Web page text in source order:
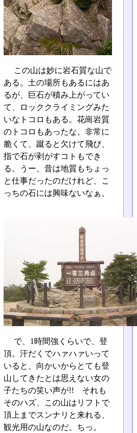
この山は妙に岩石質な山で
ある。土の場所もあるにはあ
るが、巨石が積み上がってい
て、ロッククライミングみた
いなトコロもある。花崗岩質
のトコロもあったな。非常に
脆くて、蹴ると欠けて飛び、
指で石が剥がすコトもでき
る。うー、昔は地質もちょっ
と仕事だったのだけれど、こ
っちの石には興味ないなぁ。
で、1時間強くらいで、登
頂。汗だくでハァハァいって
いると、向かいからとても登
山してきたとは思えない女の
子たちの笑い声が!! それも
そのハズ、この山はリフトで
頂上までスンナリと来れる、
観光用の山なのだ。ちっ。